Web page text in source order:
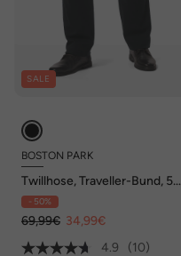
SALE
BOSTON PARK
Twillhose, Traveller-Bund, 5-
Pocket, Regular Fit, bis 72/36
- 50%
69,99€ 34,99€
4.9
(10)